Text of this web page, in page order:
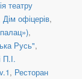
театру
Дім офіцерів,
,
Русь",
П.І.
, Ресторан